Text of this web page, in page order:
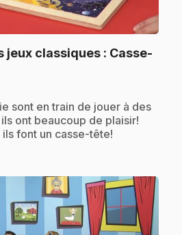
jeux classiques : Casse-
sont en train de jouer à des
ont beaucoup de plaisir!
font un casse-tête!